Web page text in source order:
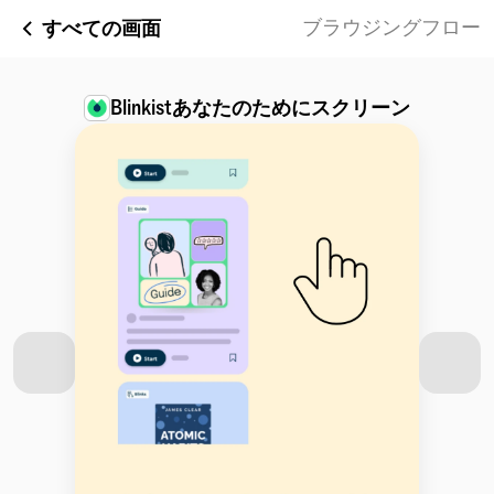
すべての画面 ブラウジングフロー
Blinkistあなたのためにスクリーン